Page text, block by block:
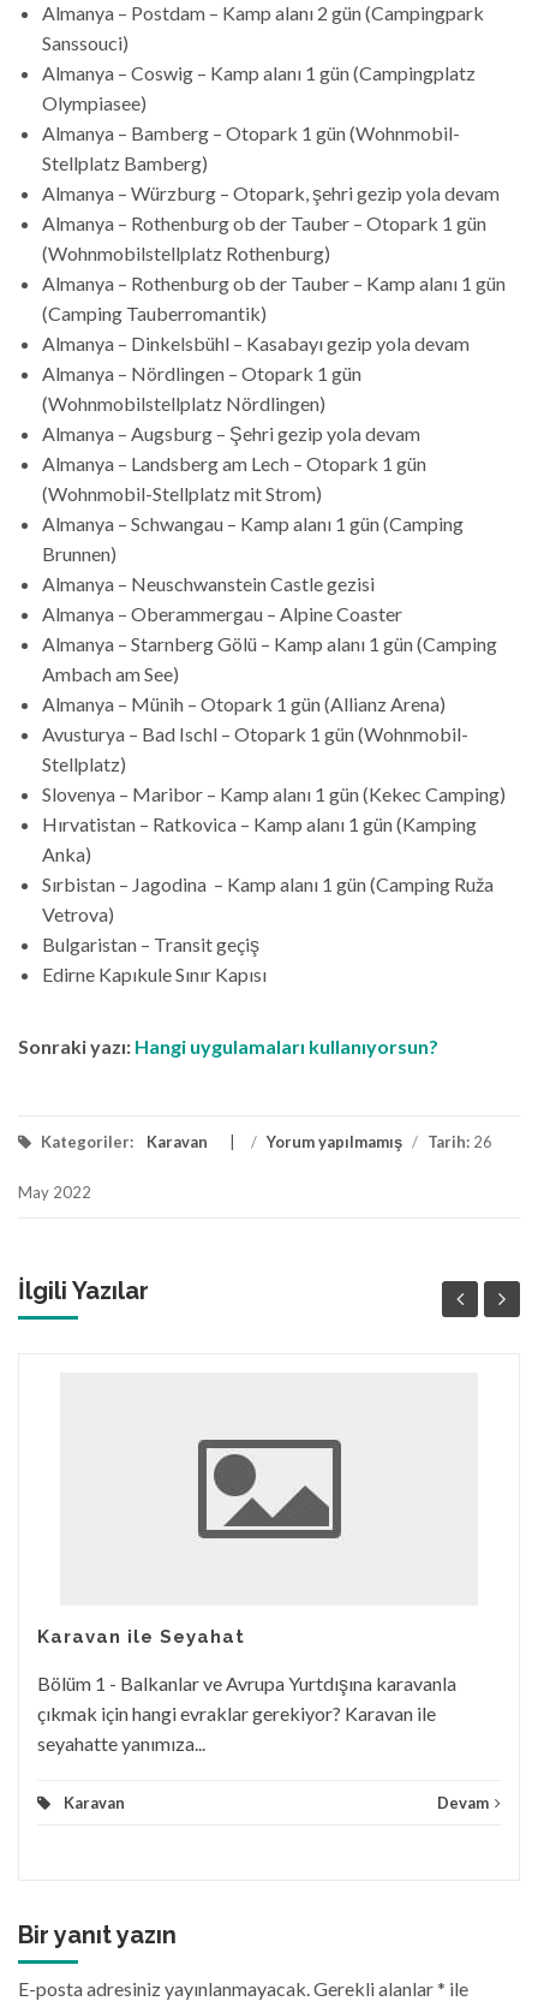
Almanya – Postdam – Kamp alanı 2 gün (Campingpark
Sanssouci)
Almanya – Coswig – Kamp alanı 1 gün (Campingplatz
Olympiasee)
Almanya – Bamberg – Otopark 1 gün (Wohnmobil-
Stellplatz Bamberg)
Almanya – Würzburg – Otopark, şehri gezip yola devam
Almanya – Rothenburg ob der Tauber – Otopark 1 gün
(Wohnmobilstellplatz Rothenburg)
Almanya – Rothenburg ob der Tauber – Kamp alanı 1 gün
(Camping Tauberromantik)
Almanya – Dinkelsbühl – Kasabayı gezip yola devam
Almanya – Nördlingen – Otopark 1 gün
(Wohnmobilstellplatz Nördlingen)
Almanya – Augsburg – Şehri gezip yola devam
Almanya – Landsberg am Lech – Otopark 1 gün
(Wohnmobil-Stellplatz mit Strom)
Almanya – Schwangau – Kamp alanı 1 gün (Camping
Brunnen)
Almanya – Neuschwanstein Castle gezisi
Almanya – Oberammergau – Alpine Coaster
Almanya – Starnberg Gölü – Kamp alanı 1 gün (Camping
Ambach am See)
Almanya – Münih – Otopark 1 gün (Allianz Arena)
Avusturya – Bad Ischl – Otopark 1 gün (Wohnmobil-
Stellplatz)
Slovenya – Maribor – Kamp alanı 1 gün (Kekec Camping)
Hırvatistan – Ratkovica – Kamp alanı 1 gün (Kamping
Anka)
Sırbistan – Jagodina – Kamp alanı 1 gün (Camping Ruža
Vetrova)
Bulgaristan – Transit geçiş
Edirne Kapıkule Sınır Kapısı
Sonraki yazı: Hangi uygulamaları kullanıyorsun?
Kategoriler: Karavan / Yorum yapılmamış / Tarih: 26
May 2022
İlgili Yazılar
Karavan ile Seyahat
Bölüm 1 - Balkanlar ve Avrupa Yurtdışına karavanla
çıkmak için hangi evraklar gerekiyor? Karavan ile
seyahatte yanımıza...
Karavan Devam
Bir yanıt yazın
E-posta adresiniz yayınlanmayacak.Gerekli alanlar* ile